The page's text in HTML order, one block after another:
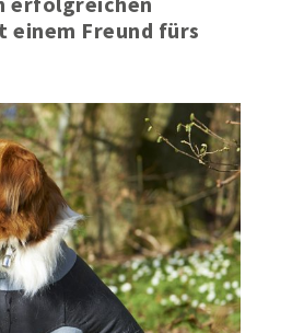
erfolgreichen
Freund fürs